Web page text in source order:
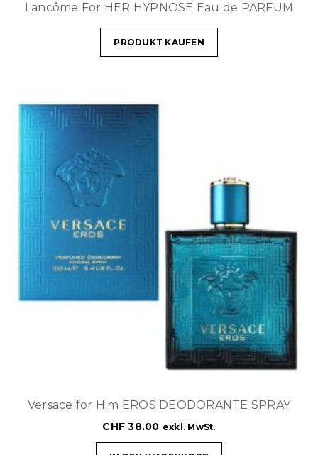
Lancôme For HER HYPNOSE Eau de PARFUM
PRODUKT KAUFEN
Versace for Him EROS DEODORANTE SPRAY
CHF 38.00 exkl. MwSt.